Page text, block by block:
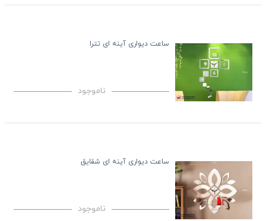
ساعت دیواری آینه ای تترا
ناموجود
ساعت دیواری آینه ای شقایق
ناموجود